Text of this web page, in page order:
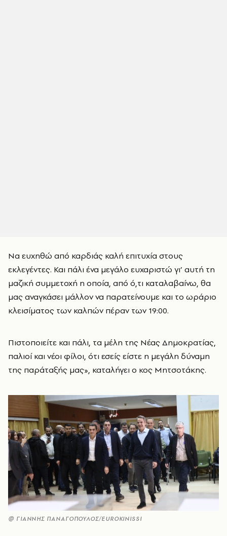
Να ευχηθώ από καρδιάς καλή επιτυχία στους
εκλεγέντες. Και πάλι ένα μεγάλο ευχαριστώ γι’ αυτή τη
μαζική συμμετοχή η οποία, από ό,τι καταλαβαίνω, θα
μας αναγκάσει μάλλον να παρατείνουμε και το ωράριο
κλεισίματος των καλπών πέραν των 19:00.
Πιστοποιείτε και πάλι, τα μέλη της Νέας Δημοκρατίας,
παλιοί και νέοι φίλοι, ότι εσείς είστε η μεγάλη δύναμη
της παράταξής μας», καταλήγει ο κος Μητσοτάκης.
@ ΓΙΑΝΝΗΣ ΠΑΝΑΓΟΠΟΥΛΟΣ/EUROKINISSI